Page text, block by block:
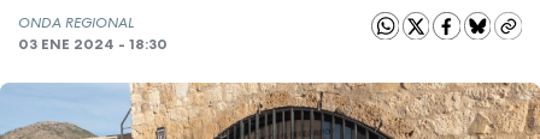
ONDA REGIONAL
03 ENE 2024 - 18:30